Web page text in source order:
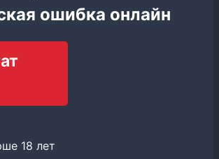
ошибка онлайн
18 лет